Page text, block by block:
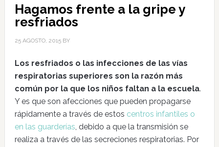
Hagamos frente a la gripe y
resfriados
25 AGOSTO, 2015BY
Los resfriados o las infecciones de las vías
respiratorias superiores son la razón más
común por la que los niños faltan a la escuela.
Y es que son afecciones que pueden propagarse
rápidamente a través de estos centros infantiles o
en las guarderías, debido a que la transmisión se
realiza a través de las secreciones respiratorias. Por